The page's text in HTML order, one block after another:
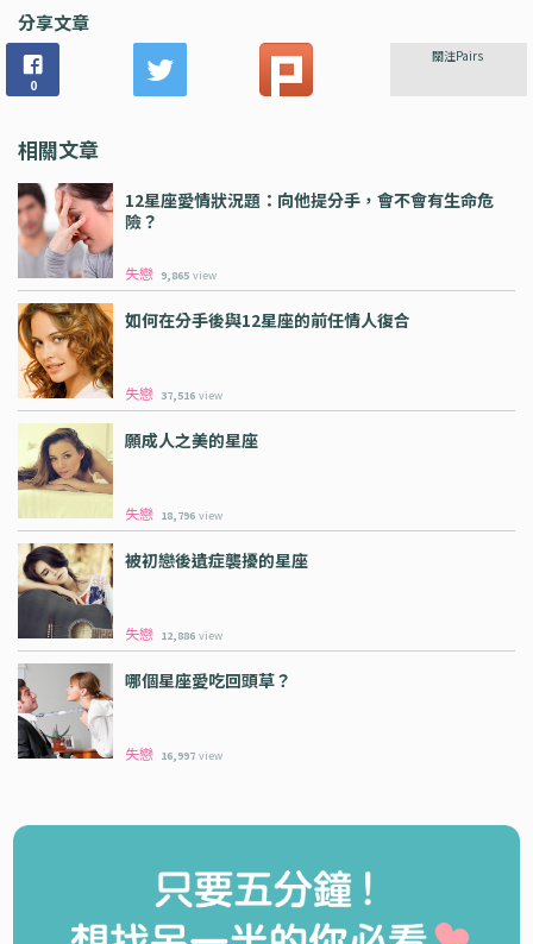
分享文章
0
關注Pairs
相關文章
12星座愛情狀況題：向他提分手，會不會有生命危
險？
失戀 9,865 view
如何在分手後與12星座的前任情人復合
失戀 37,516 view
願成人之美的星座
失戀 18,796 view
被初戀後遺症襲擾的星座
失戀 12,886 view
哪個星座愛吃回頭草？
失戀 16,997 view